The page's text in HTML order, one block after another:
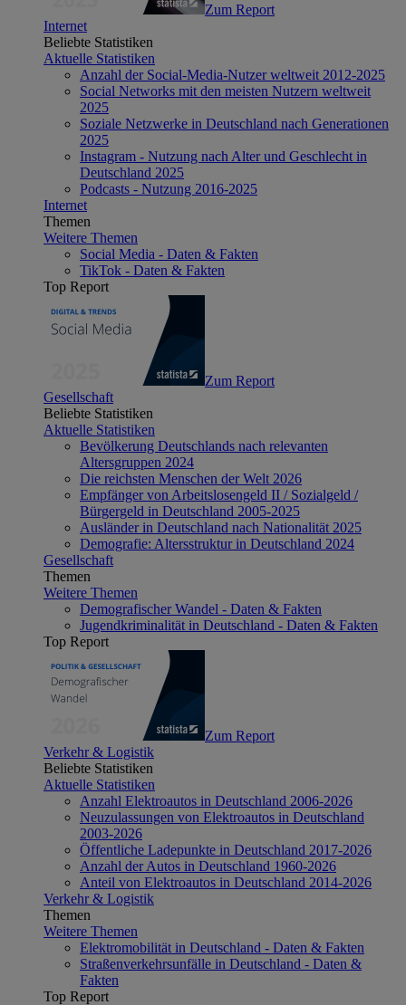
Zum Report
Internet
Beliebte Statistiken
Aktuelle Statistiken
Anzahl der Social-Media-Nutzer weltweit 2012-2025
Social Networks mit den meisten Nutzern weltweit
2025
Soziale Netzwerke in Deutschland nach Generationen
2025
Instagram - Nutzung nach Alter und Geschlecht in
Deutschland 2025
Podcasts - Nutzung 2016-2025
Internet
Themen
Weitere Themen
Social Media - Daten & Fakten
TikTok - Daten & Fakten
Top Report
Zum Report
Gesellschaft
Beliebte Statistiken
Aktuelle Statistiken
Bevölkerung Deutschlands nach relevanten
Altersgruppen 2024
Die reichsten Menschen der Welt 2026
Empfänger von Arbeitslosengeld II / Sozialgeld /
Bürgergeld in Deutschland 2005-2025
Ausländer in Deutschland nach Nationalität 2025
Demografie: Altersstruktur in Deutschland 2024
Gesellschaft
Themen
Weitere Themen
Demografischer Wandel - Daten & Fakten
Jugendkriminalität in Deutschland - Daten & Fakten
Top Report
Zum Report
Verkehr & Logistik
Beliebte Statistiken
Aktuelle Statistiken
Anzahl Elektroautos in Deutschland 2006-2026
Neuzulassungen von Elektroautos in Deutschland
2003-2026
Öffentliche Ladepunkte in Deutschland 2017-2026
Anzahl der Autos in Deutschland 1960-2026
Anteil von Elektroautos in Deutschland 2014-2026
Verkehr & Logistik
Themen
Weitere Themen
Elektromobilität in Deutschland - Daten & Fakten
Straßenverkehrsunfälle in Deutschland - Daten &
Fakten
Top Report